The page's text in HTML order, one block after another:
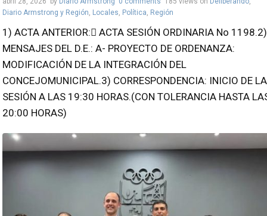
Diario Armstrong y Región, Locales, Política, Región
1) ACTA ANTERIOR: ACTA SESIÓN ORDINARIA No 1198.2)
MENSAJES DEL D.E.: A- PROYECTO DE ORDENANZA:
MODIFICACIÓN DE LA INTEGRACIÓN DEL
CONCEJOMUNICIPAL.3) CORRESPONDENCIA: INICIO DE LA
SESIÓN A LAS 19:30 HORAS.(CON TOLERANCIA HASTA
20:00 HORAS)